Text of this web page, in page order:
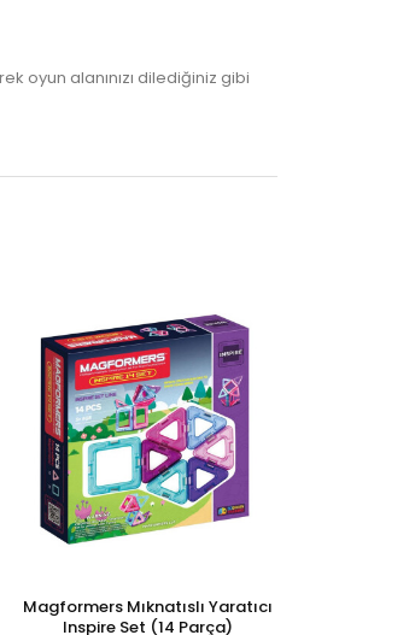
oyun alanınızı dilediğiniz gibi
Magformers Mıknatıslı Yaratıcı
Inspire Set (14 Parça)